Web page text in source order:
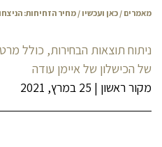
מאמרים / כאן ועכשיו / מחיר הזחיחות:
ניתוח תוצאות הבחירות, כולל
של הכישלון של איימן עודה
מקור ראשון | 25 במרץ, 2021